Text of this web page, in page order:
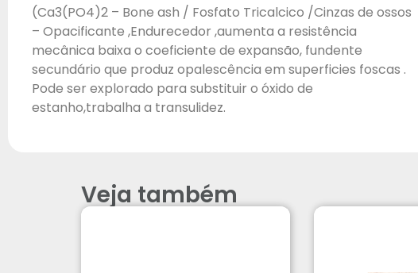
(Ca3(PO4)2 – Bone ash / Fosfato Tricalcico /Cinzas de ossos
– Opacificante ,Endurecedor ,aumenta a resistência
mecânica baixa o coeficiente de expansão, fundente
secundário que produz opalescência em superficies foscas .
Pode ser explorado para substituir o óxido de
estanho,trabalha a transulidez.
Veja também